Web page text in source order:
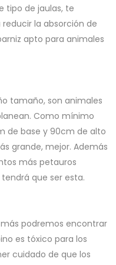
tipo de jaulas, te
la absorción de
apto para animales
tamaño, son animales
Como mínimo
de base y 90cm de alto
grande, mejor. Además
más petauros
que ser esta.
podremos encontrar
es tóxico para los
cuidado de que los